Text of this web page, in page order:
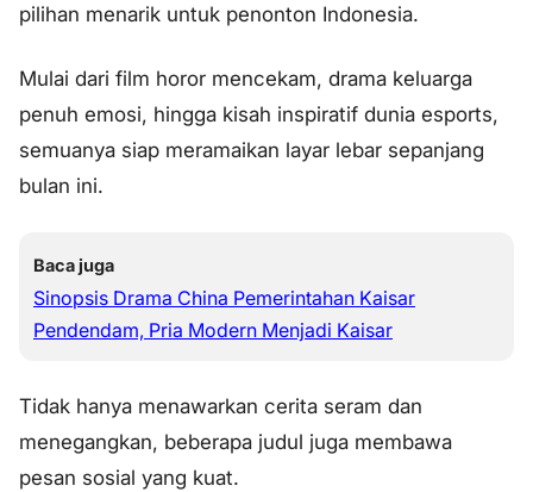
pilihan menarik untuk penonton Indonesia.
Mulai dari film horor mencekam, drama keluarga
penuh emosi, hingga kisah inspiratif dunia esports,
semuanya siap meramaikan layar lebar sepanjang
bulan ini.
Baca juga
Sinopsis Drama China Pemerintahan Kaisar
Pendendam, Pria Modern Menjadi Kaisar
Tidak hanya menawarkan cerita seram dan
menegangkan, beberapa judul juga membawa
pesan sosial yang kuat.